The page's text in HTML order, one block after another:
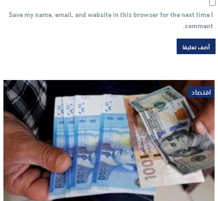
Save my name, email, and website in this browser for the next time I
comment.
اقتصاد